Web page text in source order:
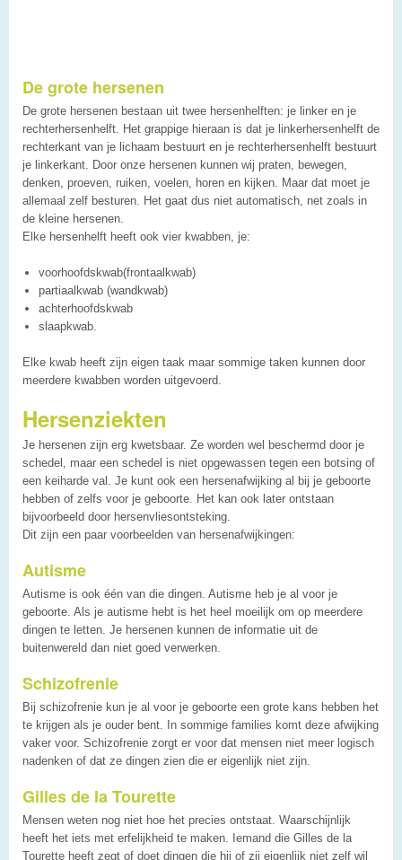
De grote hersenen
De grote hersenen bestaan uit twee hersenhelften: je linker en je
rechterhersenhelft. Het grappige hieraan is dat je linkerhersenhelft de
rechterkant van je lichaam bestuurt en je rechterhersenhelft bestuurt
je linkerkant. Door onze hersenen kunnen wij praten, bewegen,
denken, proeven, ruiken, voelen, horen en kijken. Maar dat moet je
allemaal zelf besturen. Het gaat dus niet automatisch, net zoals in
de kleine hersenen.
Elke hersenhelft heeft ook vier kwabben, je:
voorhoofdskwab(frontaalkwab)
partiaalkwab (wandkwab)
achterhoofdskwab
slaapkwab.
Elke kwab heeft zijn eigen taak maar sommige taken kunnen door
meerdere kwabben worden uitgevoerd.
Hersenziekten
Je hersenen zijn erg kwetsbaar. Ze worden wel beschermd door je
schedel, maar een schedel is niet opgewassen tegen een botsing of
een keiharde val. Je kunt ook een hersenafwijking al bij je geboorte
hebben of zelfs voor je geboorte. Het kan ook later ontstaan
bijvoorbeeld door hersenvliesontsteking.
Dit zijn een paar voorbeelden van hersenafwijkingen:
Autisme
Autisme is ook één van die dingen. Autisme heb je al voor je
geboorte. Als je autisme hebt is het heel moeilijk om op meerdere
dingen te letten. Je hersenen kunnen de informatie uit de
buitenwereld dan niet goed verwerken.
Schizofrenie
Bij schizofrenie kun je al voor je geboorte een grote kans hebben het
te krijgen als je ouder bent. In sommige families komt deze afwijking
vaker voor. Schizofrenie zorgt er voor dat mensen niet meer logisch
nadenken of dat ze dingen zien die er eigenlijk niet zijn.
Gilles de la Tourette
Mensen weten nog niet hoe het precies ontstaat. Waarschijnlijk
heeft het iets met erfelijkheid te maken. Iemand die Gilles de la
Tourette heeft zegt of doet dingen die hij of zij eigenlijk niet zelf wil